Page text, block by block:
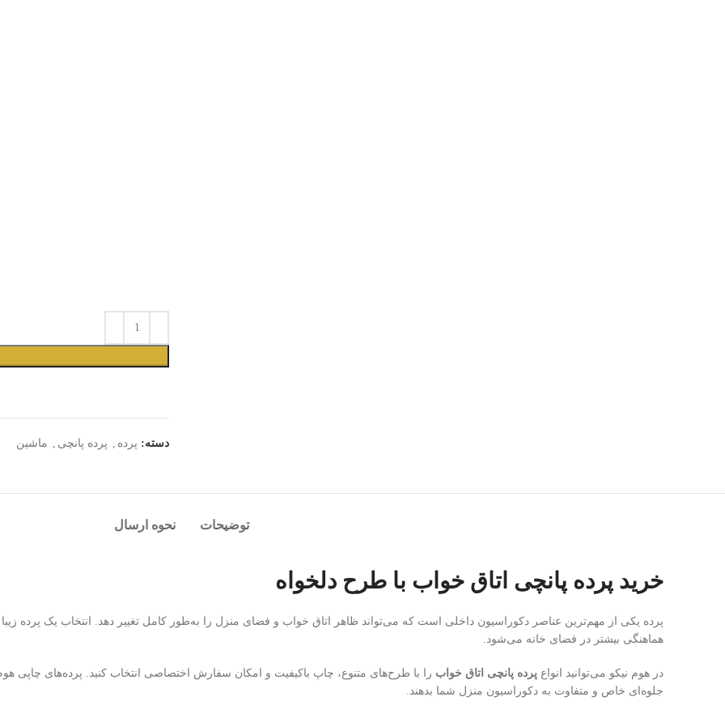
دسته: پرده , پرده پانچی , ماشین
توضیحات نحوه ارسال
خرید پرده پانچی اتاق خواب با طرح دلخواه
پرده یکی از مهم‌ترین عناصر دکوراسیون داخلی است که می‌تواند ظاهر اتاق خواب و فضای منزل را به‌طور کامل تغییر دهد. انتخاب یک پرده
هماهنگی بیشتر در فضای خانه می‌شود.
در هوم نیکو می‌توانید انواع پرده پانچی اتاق خواب را با طرح‌های متنوع، چاپ باکیفیت و امکان سفارش اختصاصی انتخاب کنید. پرده‌های چاپی
جلوه‌ای خاص و متفاوت به دکوراسیون منزل شما بدهند.